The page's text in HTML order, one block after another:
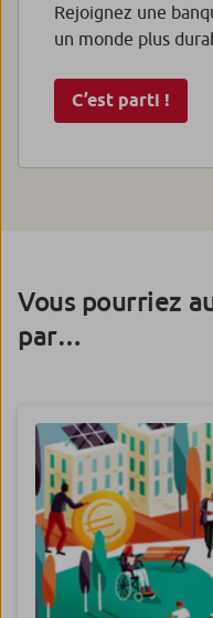
Rejoignez une
un monde plus
C’est parti !
Vous pourriez
par…